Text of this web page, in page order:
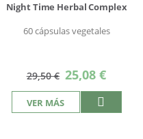
Night Time Herbal Complex
60 cápsulas vegetales
29,50 € Precio
especial
25,08 €
VER MÁS